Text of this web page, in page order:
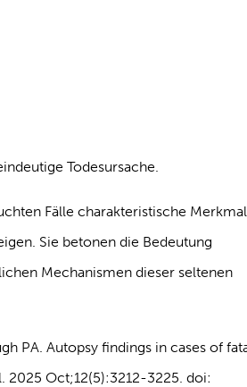
Todesursache.
Fälle charakteristische
Sie betonen die Bedeutung
Mechanismen dieser seltenen
PA. Autopsy findings in cases of
2025 Oct;12(5):3212-3225. doi: